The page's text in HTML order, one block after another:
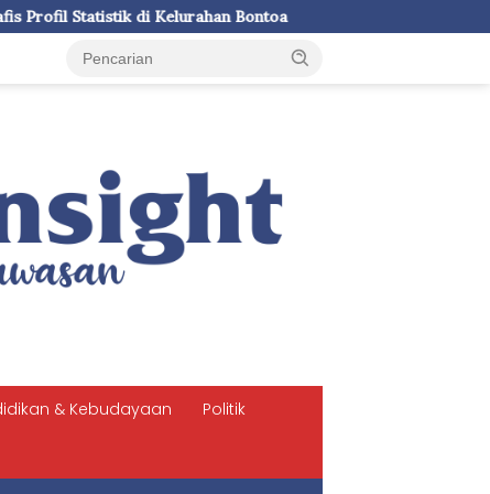
Bontoa LDII Sulsel dan SPN Batua Polda Sulsel Siap
& Kebudayaan Politik